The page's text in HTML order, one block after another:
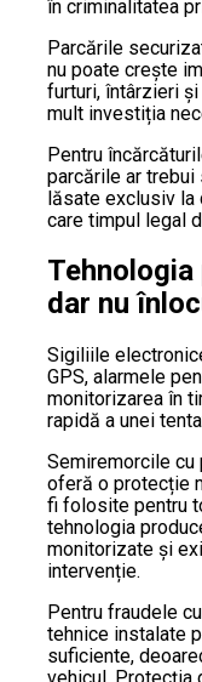
în criminalitatea
Parcările
nu poate crește
furturi, întârzieri
mult investiția
Pentru
parcările ar trebui
lăsate exclusiv la
care timpul legal
dar nu
Sigiliile
GPS, alarmele
monitorizarea în
rapidă a unei
Semiremorcile
oferă o protecție
fi folosite pentru
tehnologia
monitorizate și
intervenție.
Pentru fraudele
tehnice instalate
suficiente,